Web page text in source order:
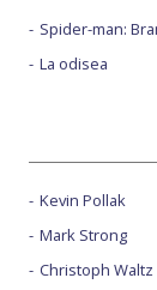
Spider-man:
La odisea
Kevin Pollak
Mark Strong
Christoph Waltz